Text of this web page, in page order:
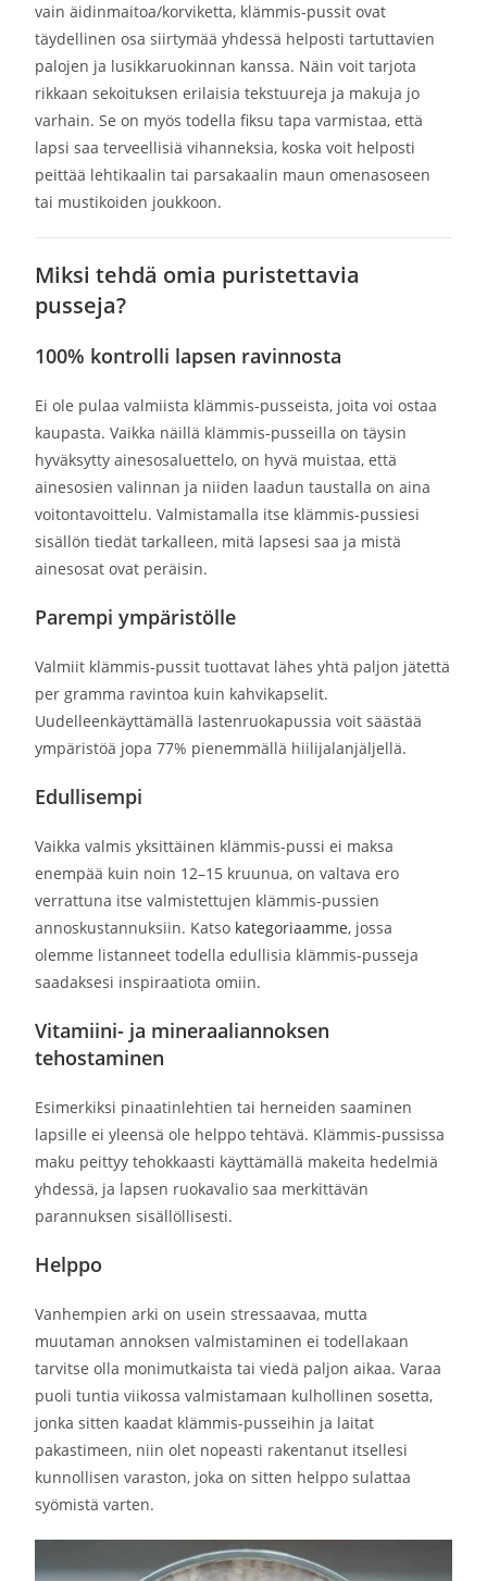
vain äidinmaitoa/korviketta, klämmis-pussit ovat
täydellinen osa siirtymää yhdessä helposti tartuttavien
palojen ja lusikkaruokinnan kanssa. Näin voit tarjota
rikkaan sekoituksen erilaisia tekstuureja ja makuja jo
varhain. Se on myös todella fiksu tapa varmistaa, että
lapsi saa terveellisiä vihanneksia, koska voit helposti
peittää lehtikaalin tai parsakaalin maun omenasoseen
tai mustikoiden joukkoon.
Miksi tehdä omia puristettavia
pusseja?
100% kontrolli lapsen ravinnosta
Ei ole pulaa valmiista klämmis-pusseista, joita voi ostaa
kaupasta. Vaikka näillä klämmis-pusseilla on täysin
hyväksytty ainesosaluettelo, on hyvä muistaa, että
ainesosien valinnan ja niiden laadun taustalla on aina
voitontavoittelu. Valmistamalla itse klämmis-pussiesi
sisällön tiedät tarkalleen, mitä lapsesi saa ja mistä
ainesosat ovat peräisin.
Parempi ympäristölle
Valmiit klämmis-pussit tuottavat lähes yhtä paljon jätettä
per gramma ravintoa kuin kahvikapselit.
Uudelleenkäyttämällä lastenruokapussia voit säästää
ympäristöä jopa 77% pienemmällä hiilijalanjäljellä.
Edullisempi
Vaikka valmis yksittäinen klämmis-pussi ei maksa
enempää kuin noin 12–15 kruunua, on valtava ero
verrattuna itse valmistettujen klämmis-pussien
annoskustannuksiin. Katso kategoriaamme, jossa
olemme listanneet todella edullisia klämmis-pusseja
saadaksesi inspiraatiota omiin.
Vitamiini- ja mineraaliannoksen
tehostaminen
Esimerkiksi pinaatinlehtien tai herneiden saaminen
lapsille ei yleensä ole helppo tehtävä. Klämmis-pussissa
maku peittyy tehokkaasti käyttämällä makeita hedelmiä
yhdessä, ja lapsen ruokavalio saa merkittävän
parannuksen sisällöllisesti.
Helppo
Vanhempien arki on usein stressaavaa, mutta
muutaman annoksen valmistaminen ei todellakaan
tarvitse olla monimutkaista tai viedä paljon aikaa. Varaa
puoli tuntia viikossa valmistamaan kulhollinen sosetta,
jonka sitten kaadat klämmis-pusseihin ja laitat
pakastimeen, niin olet nopeasti rakentanut itsellesi
kunnollisen varaston, joka on sitten helppo sulattaa
syömistä varten.